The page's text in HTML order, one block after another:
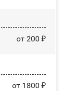
от 200 ₽
от 1800 ₽